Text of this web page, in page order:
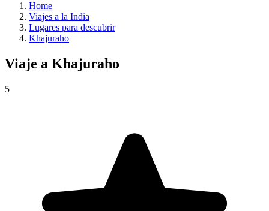
Home
Viajes a la India
Lugares para descubrir
Khajuraho
Viaje a Khajuraho
5